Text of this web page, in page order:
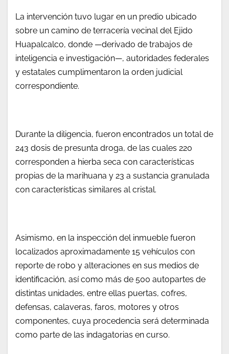
La intervención tuvo lugar en un predio ubicado
sobre un camino de terracería vecinal del Ejido
Huapalcalco, donde —derivado de trabajos de
inteligencia e investigación—, autoridades federales
y estatales cumplimentaron la orden judicial
correspondiente.
Durante la diligencia, fueron encontrados un total de
243 dosis de presunta droga, de las cuales 220
corresponden a hierba seca con características
propias de la marihuana y 23 a sustancia granulada
con características similares al cristal.
Asimismo, en la inspección del inmueble fueron
localizados aproximadamente 15 vehículos con
reporte de robo y alteraciones en sus medios de
identificación, así como más de 500 autopartes de
distintas unidades, entre ellas puertas, cofres,
defensas, calaveras, faros, motores y otros
componentes, cuya procedencia será determinada
como parte de las indagatorias en curso.